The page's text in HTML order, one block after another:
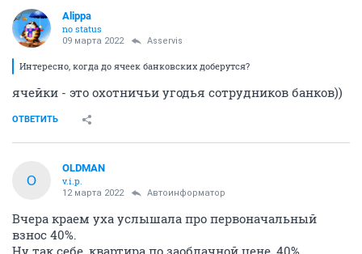
Alippa
no status
09 марта 2022 Asservis
Интересно, когда до ячеек банковских доберутся?
ячейки - это охотничьи угодья сотрудников банков))
ОТВЕТИТЬ
O
OLDMAN
v.i.p.
12 марта 2022 Автоинформатор
Вчера краем уха услышала про первоначальный
взнос 40%.
Ну так себе, квартира по заоблачной цене, 40%